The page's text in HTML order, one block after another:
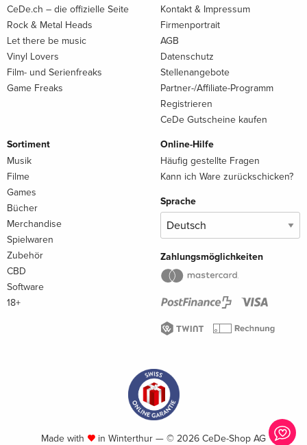
CeDe.ch – die offizielle Seite
Rock & Metal Heads
Let there be music
Vinyl Lovers
Film- und Serienfreaks
Game Freaks
Kontakt & Impressum
Firmenportrait
AGB
Datenschutz
Stellenangebote
Partner-/Affiliate-Programm
Registrieren
CeDe Gutscheine kaufen
Sortiment
Musik
Filme
Games
Bücher
Merchandise
Spielwaren
Zubehör
CBD
Software
18+
Online-Hilfe
Häufig gestellte Fragen
Kann ich Ware zurückschicken?
Sprache
Zahlungsmöglichkeiten
Made with in Winterthur — © 2026 CeDe-Shop AG